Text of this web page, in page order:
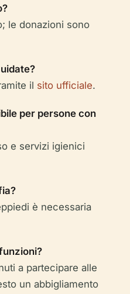
le donazioni sono
il sito ufficiale.
per persone con
e servizi igienici
è necessaria
a partecipare alle
un abbigliamento